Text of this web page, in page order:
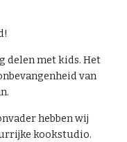
delen met kids. Het
van
hebben wij
kookstudio.